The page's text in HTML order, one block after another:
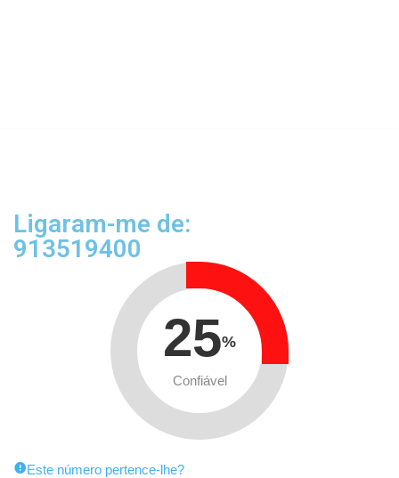
Ligaram-me de:
913519400
25%
Confiável
Este número pertence-lhe?